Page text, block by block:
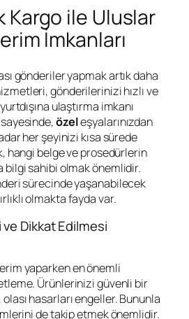
Kargo ile Uluslar
İmkanları
gönderiler yapmak artık daha
gönderilerinizi hızlı ve
ulaştırma imkanı
özeleşyalarınızdan
her şeyinizi kısa sürede
hangi belge ve prosedürlerin
bilgi sahibi olmak önemlidir.
sürecinde yaşanabilecek
olmakta fayda var.
Dikkat Edilmesi
yaparken en önemli
Ürünlerinizi güvenli bir
hasarları engeller. Bununla
de takip etmek önemlidir.